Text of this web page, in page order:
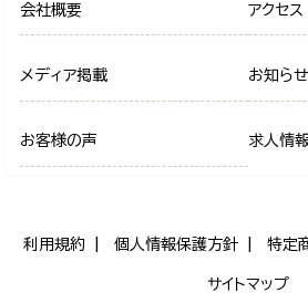
会社概要 アクセス
メディア掲載 お知らせ
お客様の声 求人情
利用規約 個人情報保護方針 特定
サイトマップ